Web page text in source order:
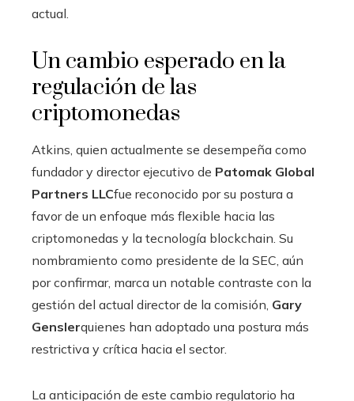
actual.
Un cambio esperado en la
regulación de las
criptomonedas
Atkins, quien actualmente se desempeña como
fundador y director ejecutivo de Patomak Global
Partners LLCfue reconocido por su postura a
favor de un enfoque más flexible hacia las
criptomonedas y la tecnología blockchain. Su
nombramiento como presidente de la SEC, aún
por confirmar, marca un notable contraste con la
gestión del actual director de la comisión, Gary
Genslerquienes han adoptado una postura más
restrictiva y crítica hacia el sector.
La anticipación de este cambio regulatorio ha